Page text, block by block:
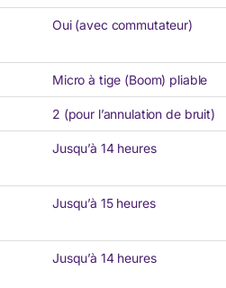
Oui (avec commutateur)
Micro à tige (Boom) pliable
2 (pour l’annulation de bruit)
Jusqu’à 14 heures
Jusqu’à 15 heures
Jusqu’à 14 heures